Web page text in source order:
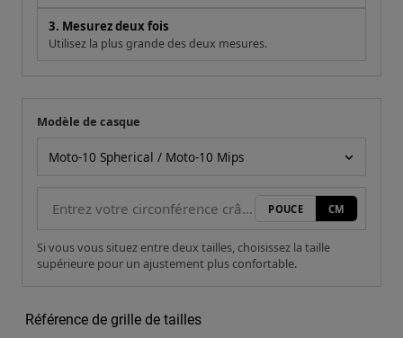
3. Mesurez deux fois
Utilisez la plus grande des deux mesures.
Votre mesure
Modèle de casque
POUCE CM
Si vous vous situez entre deux tailles, choisissez la taille
supérieure pour un ajustement plus confortable.
Référence de grille de tailles